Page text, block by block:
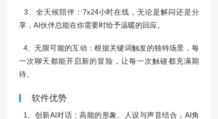
3、全天候陪伴：7x24小时在线，无论是解闷还是分
享，AI伙伴总能在你需要时给予温暖的回应。
4、无限可能的互动：根据关键词触发的独特场景，每
一次聊天都能开启新的冒险，让每一次触碰都充满期
待。
软件优势
1、创新AI对话：高能的形象、人设与声音结合，AI角